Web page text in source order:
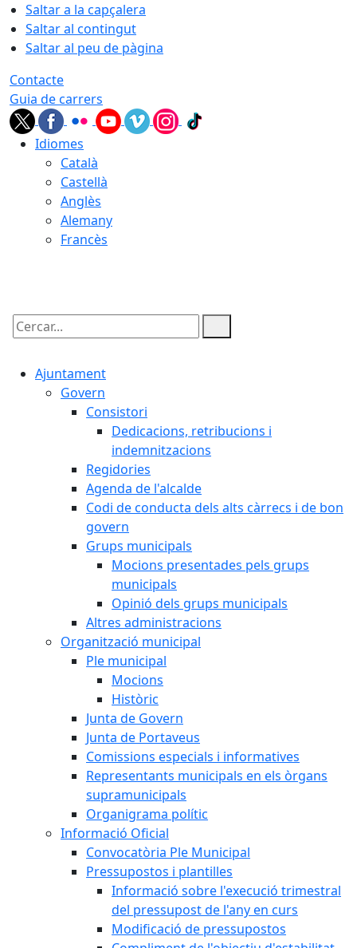
Saltar a la capçalera
Saltar al contingut
Saltar al peu de pàgina
Contacte
Guia de carrers
Idiomes
Català
Castellà
Anglès
Alemany
Francès
Cercar:
Ajuntament
Govern
Consistori
Dedicacions, retribucions i
indemnitzacions
Regidories
Agenda de l'alcalde
Codi de conducta dels alts càrrecs i de bon
govern
Grups municipals
Mocions presentades pels grups
municipals
Opinió dels grups municipals
Altres administracions
Organització municipal
Ple municipal
Mocions
Històric
Junta de Govern
Junta de Portaveus
Comissions especials i informatives
Representants municipals en els òrgans
supramunicipals
Organigrama polític
Informació Oficial
Convocatòria Ple Municipal
Pressupostos i plantilles
Informació sobre l'execució trimestral
del pressupost de l'any en curs
Modificació de pressupostos